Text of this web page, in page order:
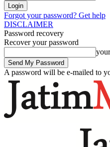
Forgot your password? Get help
DISCLAIMER
Password recovery
Recover your password
A password will be e-mailed to